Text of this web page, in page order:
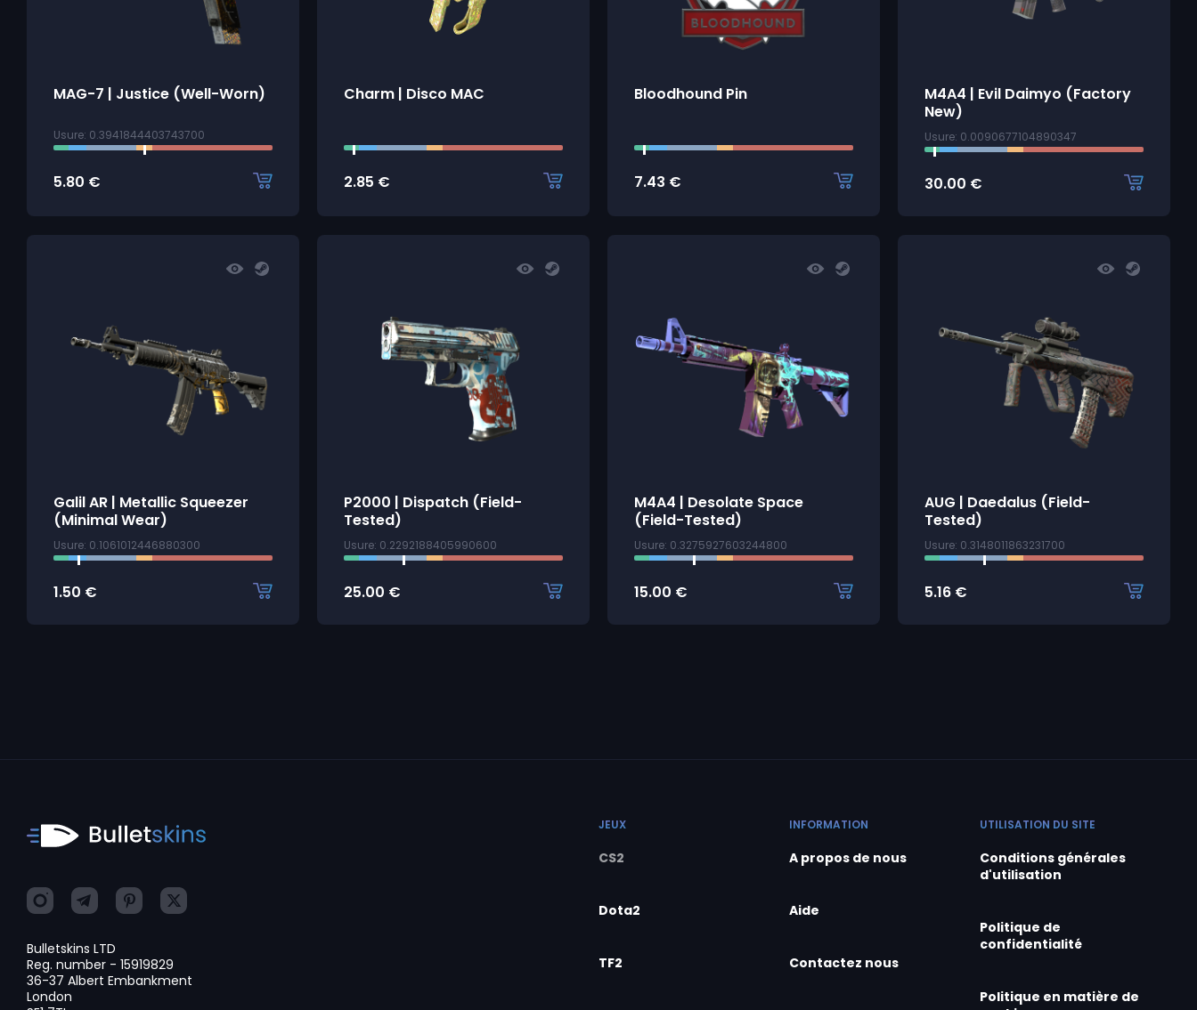
MAG-7 | Justice (Well-Worn)
Usure: 0.3941844403743700
5.80 €
Charm | Disco MAC
2.85 €
Bloodhound Pin
7.43 €
M4A4 | Evil Daimyo (Factory
New)
Usure: 0.0090677104890347
30.00 €
Galil AR | Metallic Squeezer
(Minimal Wear)
Usure: 0.1061012446880300
1.50 €
P2000 | Dispatch (Field-
Tested)
Usure: 0.2292188405990600
25.00 €
M4A4 | Desolate Space
(Field-Tested)
Usure: 0.3275927603244800
15.00 €
AUG | Daedalus (Field-
Tested)
Usure: 0.3148011863231700
5.16 €
Bulletskins LTD
Reg. number - 15919829
36-37 Albert Embankment
London
JEUX
CS2
Dota2
TF2
INFORMATION
A propos de nous
Aide
Contactez nous
UTILISATION DU SITE
Conditions générales
d'utilisation
Politique de
confidentialité
Politique en matière de